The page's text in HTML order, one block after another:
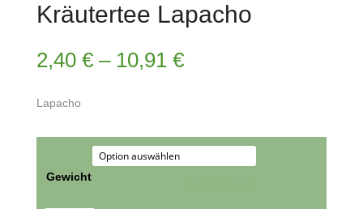
Kräutertee Lapacho
2,40 €– 10,91 €
Lapacho
Gewicht